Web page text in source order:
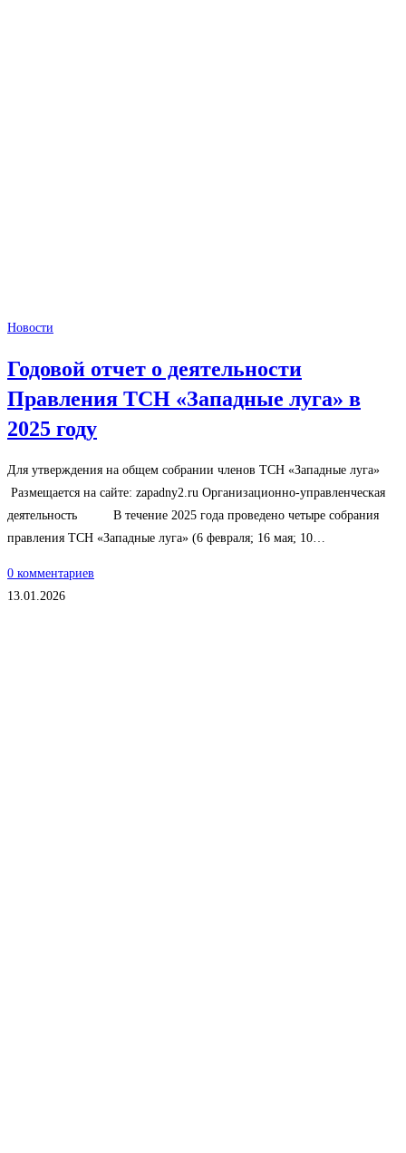
Новости
Годовой отчет о деятельности
Правления ТСН «Западные луга» в
2025 году
Для утверждения на общем собрании членов ТСН «Западные луга»
Размещается на сайте: zapadny2.ru Организационно-управленческая
деятельность В течение 2025 года проведено четыре собрания
правления ТСН «Западные луга» (6 февраля; 16 мая; 10…
0 комментариев
13.01.2026